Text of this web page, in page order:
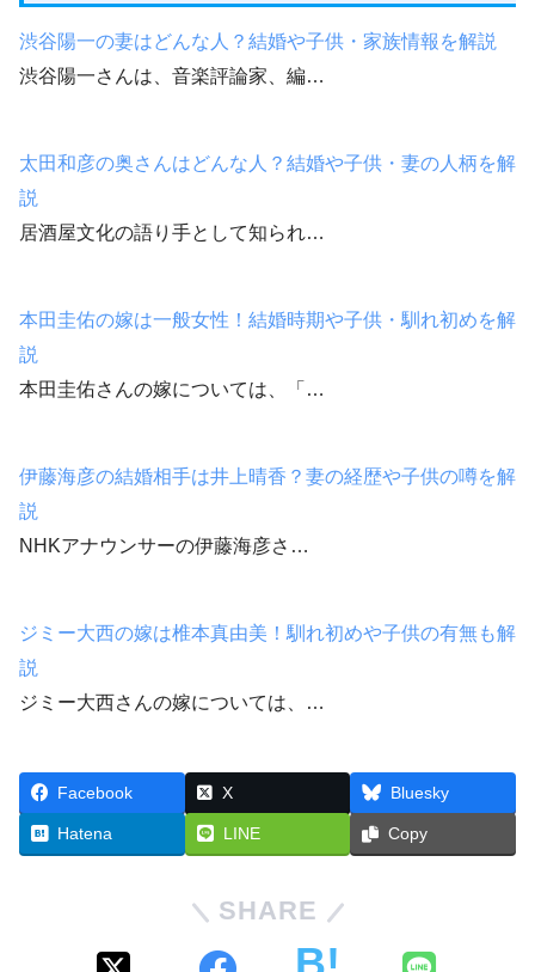
渋谷陽一の妻はどんな人？結婚や子供・家族情報を解説
渋谷陽一さんは、音楽評論家、編…
太田和彦の奥さんはどんな人？結婚や子供・妻の人柄を解
説
居酒屋文化の語り手として知られ…
本田圭佑の嫁は一般女性！結婚時期や子供・馴れ初めを解
説
本田圭佑さんの嫁については、「…
伊藤海彦の結婚相手は井上晴香？妻の経歴や子供の噂を解
説
NHKアナウンサーの伊藤海彦さ…
ジミー大西の嫁は椎本真由美！馴れ初めや子供の有無も解
説
ジミー大西さんの嫁については、…
Facebook X Bluesky
Hatena LINE Copy
SHARE